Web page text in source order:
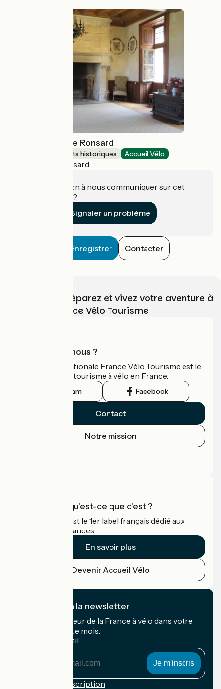
Maison natale de Ronsard
Sites et monuments historiques Accueil Vélo
Vallée-de-Ronsard
Une information à nous communiquer sur cet
établissement ?
Signaler un problème
Enregistrer Contacter
Choisissez, préparez et vivez votre aventure à
vélo avec France Vélo Tourisme
Qui sommes-nous ?
L'association nationale France Vélo Tourisme est le
guide officiel du tourisme à vélo en France.
Instagram Facebook
Contact
Notre mission
Accueil Vélo qu'est-ce que c'est ?
Accueil Vélo c'est le 1er label français dédié aux
cyclistes en vacances.
En savoir plus
Devenir Accueil Vélo
Je m'abonne à la newsletter
Recevez le meilleur de la France à vélo dans votre
boîte mail chaque mois.
Mon adresse mail
Conditions d'inscription